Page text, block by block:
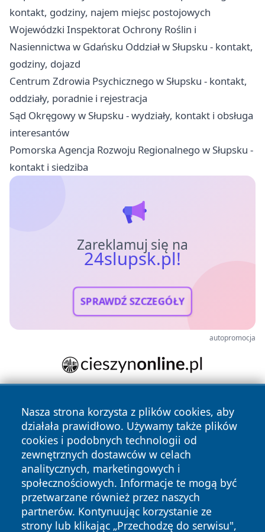
kontakt, godziny, najem miejsc postojowych
Wojewódzki Inspektorat Ochrony Roślin i
Nasiennictwa w Gdańsku Oddział w Słupsku - kontakt,
godziny, dojazd
Centrum Zdrowia Psychicznego w Słupsku - kontakt,
oddziały, poradnie i rejestracja
Sąd Okręgowy w Słupsku - wydziały, kontakt i obsługa
interesantów
Pomorska Agencja Rozwoju Regionalnego w Słupsku -
kontakt i siedziba
Zareklamuj się na
24slupsk.pl!
SPRAWDŹ SZCZEGÓŁY
autopromocja
Nasza strona korzysta z plików cookies, aby
działała prawidłowo. Używamy także plików
cookies i podobnych technologii od
zewnętrznych dostawców w celach
analitycznych, marketingowych i
społecznościowych. Informacje te mogą być
przetwarzane również przez naszych
partnerów. Kontynuując korzystanie ze
strony lub klikając „Przechodzę do serwisu",
Copyright © 2026 24slupsk.pl Wszystkie prawa zastrzeżone.
News Autorzy
Polityka
Prywatności
Polityka
Cookies